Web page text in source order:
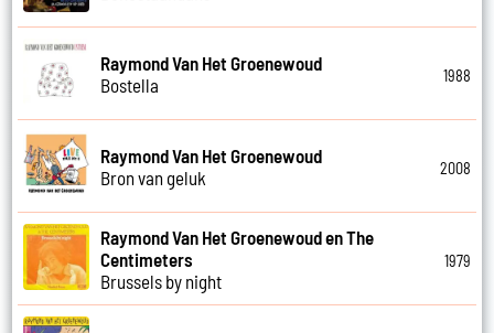
Raymond Van Het Groenewoud
Bostella
1988
Raymond Van Het Groenewoud
Bron van geluk
2008
Raymond Van Het Groenewoud en The
Centimeters
Brussels by night
1979